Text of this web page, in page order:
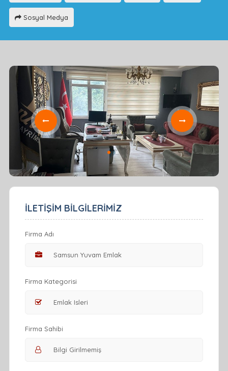
Sosyal Medya
İLETİŞİM BİLGİLERİMİZ
Firma Adı
Firma Kategorisi
Firma Sahibi